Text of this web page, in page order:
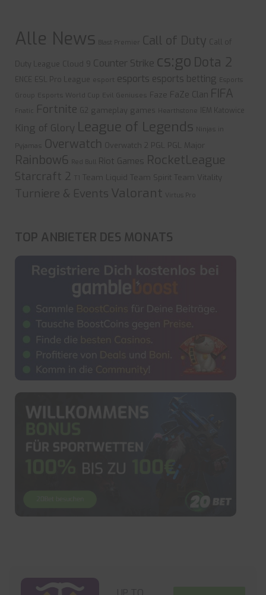
Alle News Blast Premier Call of Duty Call of
Duty League Cloud 9 Counter Strike cs:go Dota 2
ESL Pro League esport esports esports betting
Esports
Esports World Cup Evil Geniuses Faze FaZe Clan FIFA
Fnatic Fortnite G2 gameplay games Hearthstone IEM Katowice
King of Glory League of Legends
Ninjas in
Pyjamas
Overwatch Overwatch 2 PGL PGL Major
Rainbow6 Riot Games RocketLeague
Starcraft 2 T1 Team Liquid Team Spirit Team Vitality
Turniere & Events Valorant Virtus Pro
TOP ANBIETER DES MONATS